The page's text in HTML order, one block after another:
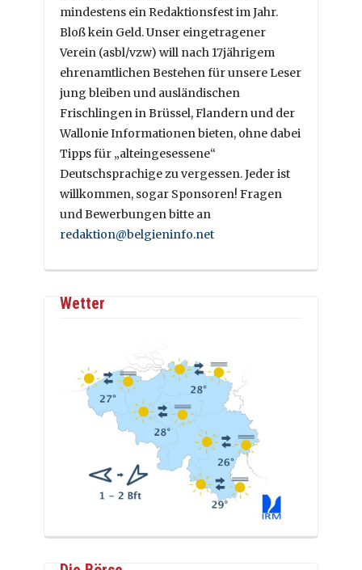
mindestens ein Redaktionsfest im Jahr.
Bloß kein Geld. Unser eingetragener
Verein (asbl/vzw) will nach 17jährigem
ehrenamtlichen Bestehen für unsere Leser
jung bleiben und ausländischen
Frischlingen in Brüssel, Flandern und der
Wallonie Informationen bieten, ohne dabei
Tipps für „alteingesessene“
Deutschsprachige zu vergessen. Jeder ist
willkommen, sogar Sponsoren! Fragen
und Bewerbungen bitte an
redaktion@belgieninfo.net
Wetter